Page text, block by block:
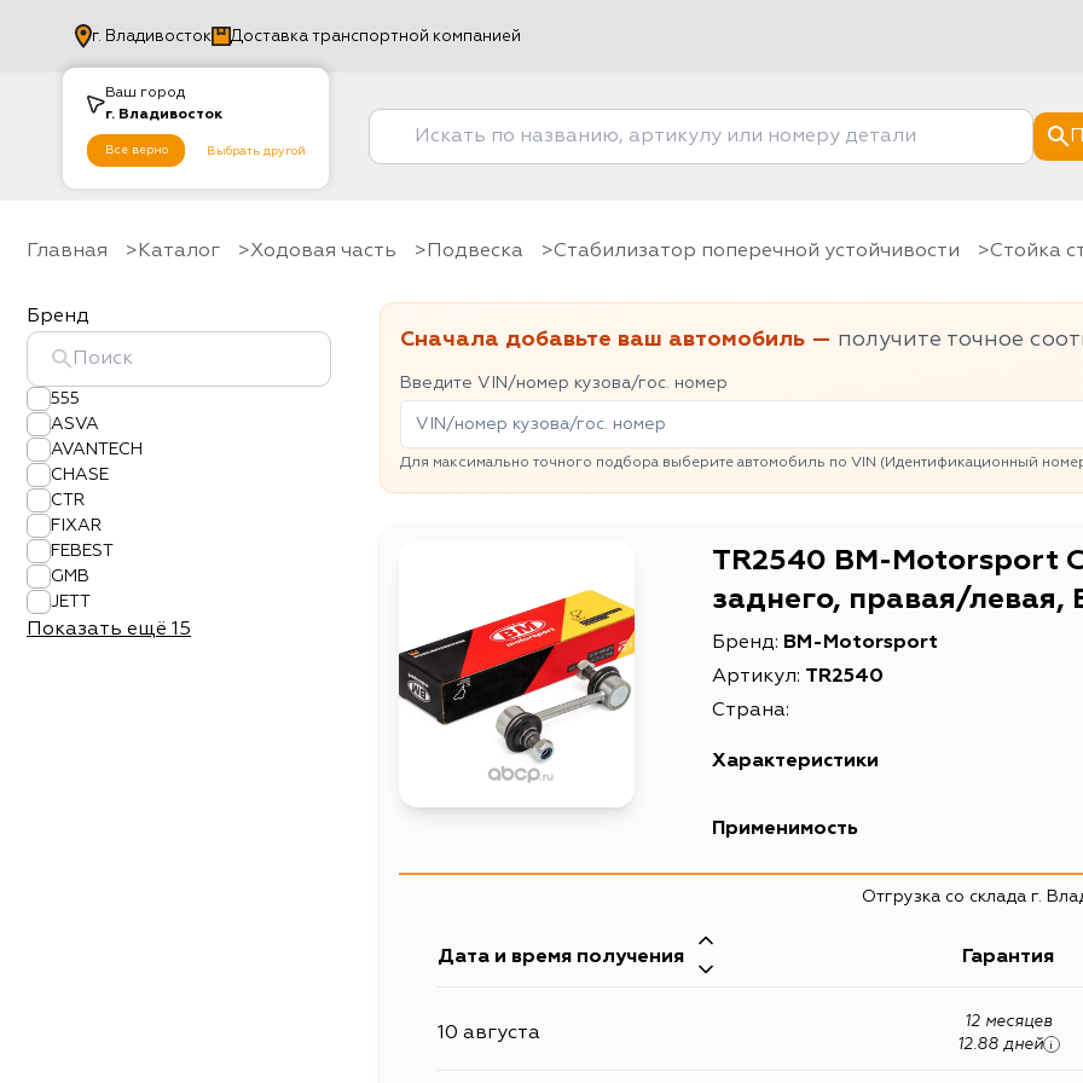
Ваш город
г. Владивосток
Все верно Выбрать другой
г. Владивосток Доставка транспортной компанией
Главная Каталог Ходовая часть Подвеска Стабилизатор поперечной устойчивости Стойка
Бренд
555
ASVA
AVANTECH
CHASE
CTR
FIXAR
FEBEST
GMB
JETT
Показать ещё 15
Сначала добавьте ваш автомобиль — получите точное
Введите VIN/номер кузова/гос. номер
Для максимально точного подбора выберите автомобиль по VIN (Идентификационный
TR2540 BM-Motorsport
заднего, правая/левая,
Бренд: BM-Motorsport
Артикул: TR2540
Страна:
Характеристики
EAN-13
240
0.29
Стойка
Применимость
Отгрузка со склада г.
Дата и время получения Гарантия
10 августа
12 месяцев
12.88 дней
i